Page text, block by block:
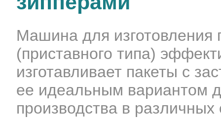
Машина для изготовления
(приставного типа)
изготавливает пакеты с
ее идеальным вариантом
производства в